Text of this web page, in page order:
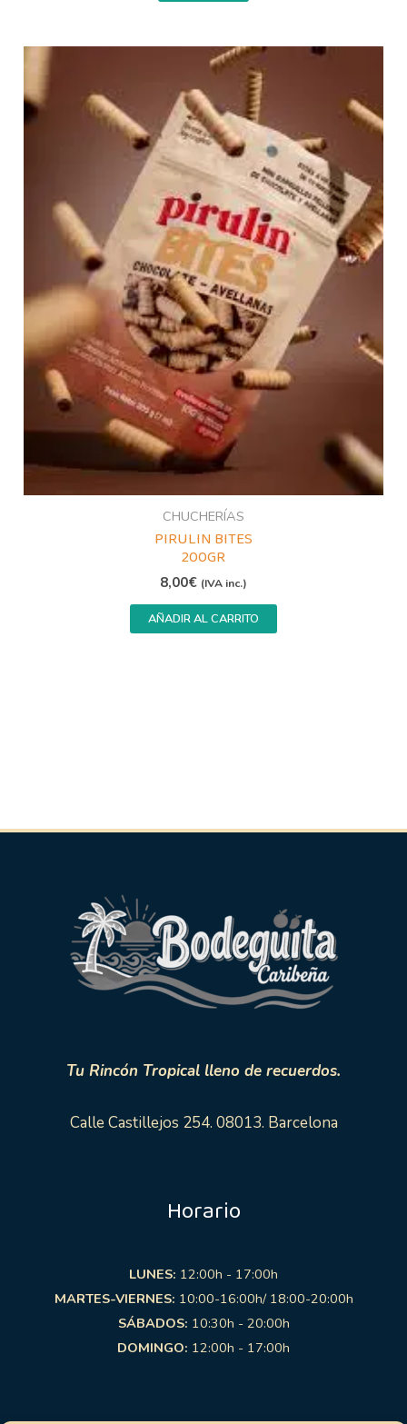
CHUCHERÍAS
PIRULIN BITES
200GR
8,00€ (IVA inc.)
AÑADIR AL CARRITO
Tu Rincón Tropical lleno de recuerdos.
Calle Castillejos 254. 08013. Barcelona
Horario
LUNES: 12:00h - 17:00h
MARTES-VIERNES: 10:00-16:00h/ 18:00-20:00h
SÁBADOS: 10:30h - 20:00h
DOMINGO: 12:00h - 17:00h